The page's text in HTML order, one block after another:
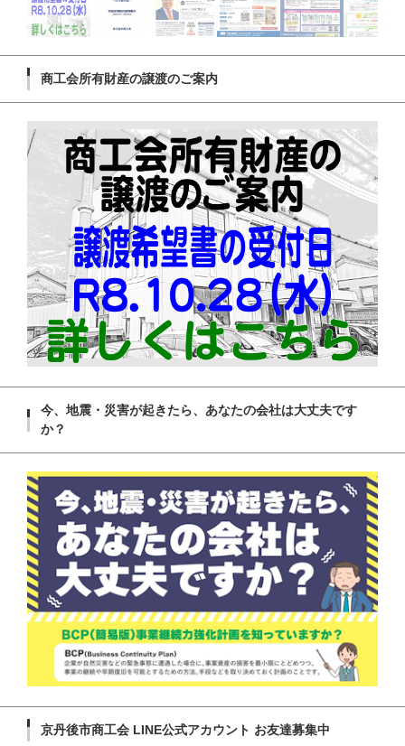
商工会所有財産の譲渡のご案内
今、地震・災害が起きたら、あなたの会社は大丈夫です
か？
京丹後市商工会 LINE公式アカウント お友達募集中